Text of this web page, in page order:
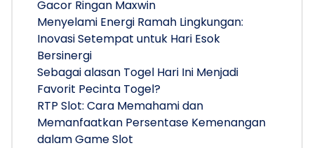
Gacor Ringan Maxwin
Menyelami Energi Ramah Lingkungan:
Inovasi Setempat untuk Hari Esok
Bersinergi
Sebagai alasan Togel Hari Ini Menjadi
Favorit Pecinta Togel?
RTP Slot: Cara Memahami dan
Memanfaatkan Persentase Kemenangan
dalam Game Slot